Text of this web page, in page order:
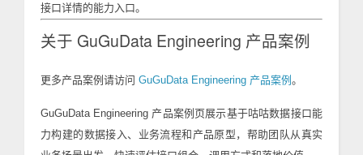
接口详情的能力入口。
关于 GuGuData Engineering 产品案例
更多产品案例请访问 GuGuData Engineering 产品案例 。
GuGuData Engineering 产品案例页展示基于咕咕数据接口能
力构建的数据接入、业务流程和产品原型，帮助团队从真实